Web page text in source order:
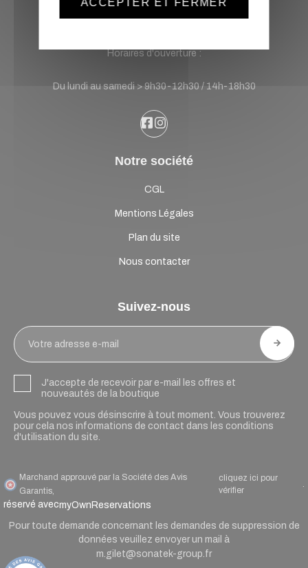
Sonatek Location
Horaires d'ouverture :
Du lundi au samedi > 9h30-12h30 / 14h-18h30
Notre société
CGL
Mentions Légales
Plan du site
Nous contacter
Suivez-nous
J'accepte de recevoir par e-mail les offres et
nouveautés de la boutique
Vous pouvez vous désinscrire à tout moment. Vous trouverez
pour cela nos informations de contact dans les conditions
d'utilisation du site.
Marchand approuvé par la Société des Avis
Garantis,
cliquez ici pour
vérifier
.
réservé avecmyOwnReservations
Pour toute demande concernant les demandes de suppression de
données veuillez envoyer un mail à
m.gilet@sonatek-group.fr